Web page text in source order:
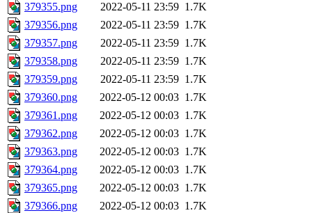
379355.png 2022-05-11 23:59 1.7K
379356.png
2022-05-11 23:59 1.7K
379357.png
2022-05-11 23:59 1.7K
379358.png
2022-05-11 23:59 1.7K
379359.png
2022-05-11 23:59 1.7K
379360.png
2022-05-12 00:03 1.7K
379361.png
2022-05-12 00:03 1.7K
379362.png
2022-05-12 00:03 1.7K
379363.png
2022-05-12 00:03 1.7K
379364.png
2022-05-12 00:03 1.7K
379365.png
2022-05-12 00:03 1.7K
379366.png
2022-05-12 00:03 1.7K